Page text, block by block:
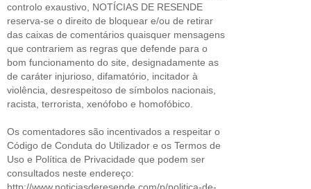
controlo exaustivo, NOTÍCIAS DE RESENDE
reserva-se o direito de bloquear e/ou de retirar
das caixas de comentários quaisquer mensagens
que contrariem as regras que defende para o
bom funcionamento do site, designadamente as
de caráter injurioso, difamatório, incitador à
violência, desrespeitoso de símbolos nacionais,
racista, terrorista, xenófobo e homofóbico.
Os comentadores são incentivados a respeitar o
Código de Conduta do Utilizador e os Termos de
Uso e Política de Privacidade que podem ser
consultados neste endereço:
http://www.noticiasderesende.com/p/politica-de-